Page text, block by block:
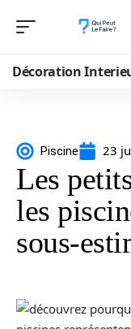
Décoration
Piscine 23
Les
les
sous-